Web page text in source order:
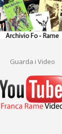
Guarda i Video